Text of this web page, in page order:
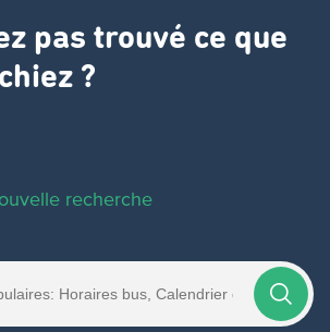
pas trouvé ce que
?
recherche